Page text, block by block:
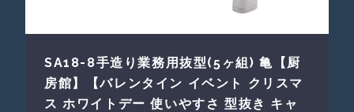
SA18-8手造り業務用抜型(5ヶ組) 亀【厨
房館】【バレンタイン イベント クリスマ
ス ホワイトデー 使いやすさ 型抜き キャ